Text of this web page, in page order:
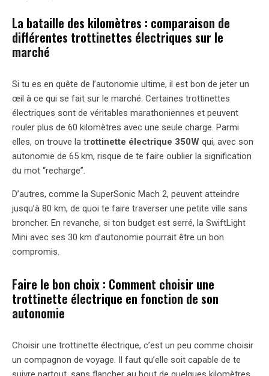
La bataille des kilomètres : comparaison de
différentes trottinettes électriques sur le
marché
Si tu es en quête de l’autonomie ultime, il est bon de jeter un
œil à ce qui se fait sur le marché. Certaines trottinettes
électriques sont de véritables marathoniennes et peuvent
rouler plus de 60 kilomètres avec une seule charge. Parmi
elles, on trouve la trottinette électrique 350W qui, avec son
autonomie de 65 km, risque de te faire oublier la signification
du mot “recharge”.
D’autres, comme la SuperSonic Mach 2, peuvent atteindre
jusqu’à 80 km, de quoi te faire traverser une petite ville sans
broncher. En revanche, si ton budget est serré, la SwiftLight
Mini avec ses 30 km d’autonomie pourrait être un bon
compromis.
Faire le bon choix : Comment choisir une
trottinette électrique en fonction de son
autonomie
Choisir une trottinette électrique, c’est un peu comme choisir
un compagnon de voyage. Il faut qu’elle soit capable de te